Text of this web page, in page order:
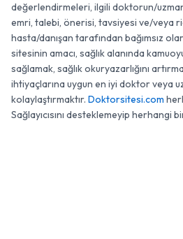
değerlendirmeleri, ilgili doktorun/
emri, talebi, önerisi, tavsiyesi ve/veya
hasta/danışan tarafından bağımsız
sitesinin amacı, sağlık alanında
sağlamak, sağlık okuryazarlığını
ihtiyaçlarına uygun en iyi doktor veya
kolaylaştırmaktır. Doktorsitesi.com
Sağlayıcısını desteklemeyip herhangi